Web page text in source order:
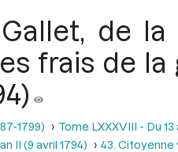
de la
frais de
1799)
Tome LXXXVIII - Du 13
II (9 avril 1794) 43. Citoyenne